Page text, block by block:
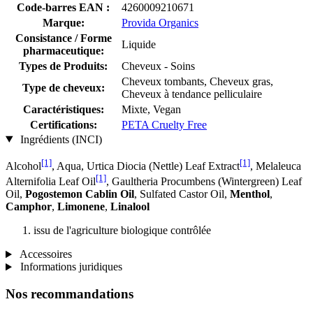
Code-barres EAN :
4260009210671
Marque:
Provida Organics
Consistance / Forme
pharmaceutique:
Liquide
Types de Produits:
Cheveux - Soins
Type de cheveux:
Cheveux tombants, Cheveux gras,
Cheveux à tendance pelliculaire
Caractéristiques:
Mixte, Vegan
Certifications:
PETA Cruelty Free
Ingrédients (INCI)
Alcohol[1], Aqua, Urtica Diocia (Nettle) Leaf Extract[1], Melaleuca
Alternifolia Leaf Oil[1], Gaultheria Procumbens (Wintergreen) Leaf
Oil, Pogostemon Cablin Oil, Sulfated Castor Oil, Menthol,
Camphor, Limonene, Linalool
issu de l'agriculture biologique contrôlée
Accessoires
Informations juridiques
Nos recommandations